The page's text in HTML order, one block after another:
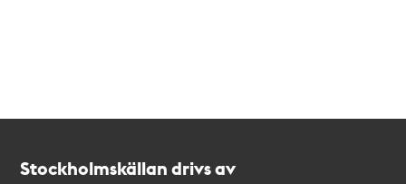
Stockholmskällan drivs av